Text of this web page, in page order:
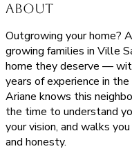
About
Outgrowing your home?
growing families in Ville
home they deserve —
years of experience in
Ariane knows this
the time to understand
your vision, and walks
and honesty.